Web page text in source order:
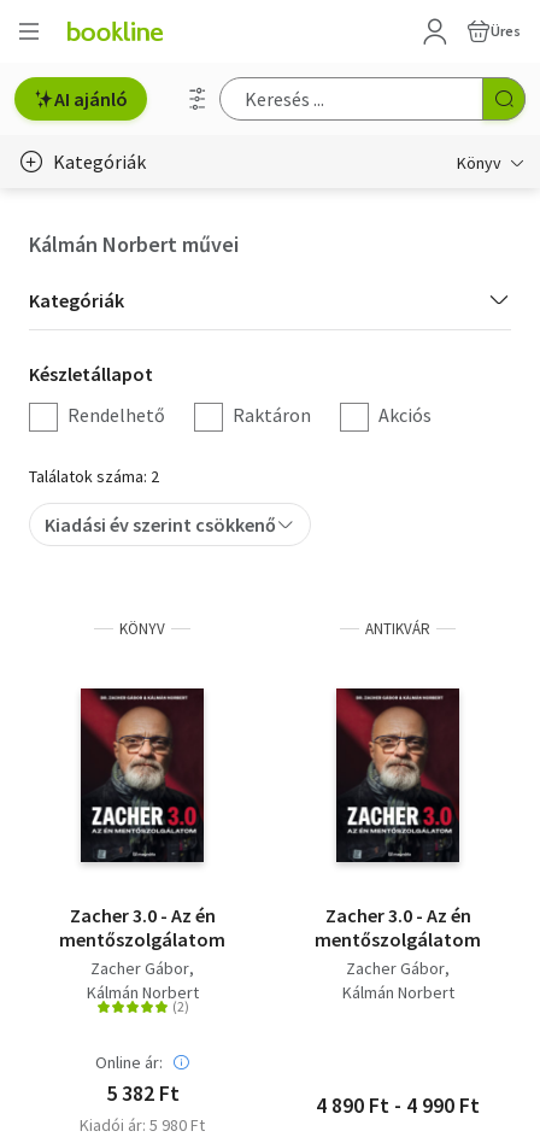
Üres
AI ajánló
Kategóriák Könyv
Hobbi, szabadidő
Irodalom
Művészet
Szakkönyv
Tankönyv, segédkönyv
Társadalomtudomány
Természettudomány
Történelem
Kálmán Norbert művei
Kategória
szűrés
Kategóriák
Készletállapot
szűrés
Készletállapot
Rendelhető
Raktáron Akciós
Találatok száma: 2
Kiadási év szerint csökkenő
KÖNYV
Zacher 3.0 - Az én
mentőszolgálatom
Zacher Gábor
Kálmán Norbert
Online ár:
5 382 Ft
Kiadói ár: 5 980 Ft
ANTIKVÁR
Zacher 3.0 - Az én
mentőszolgálatom
Zacher Gábor
Kálmán Norbert
4 890 Ft - 4 990 Ft